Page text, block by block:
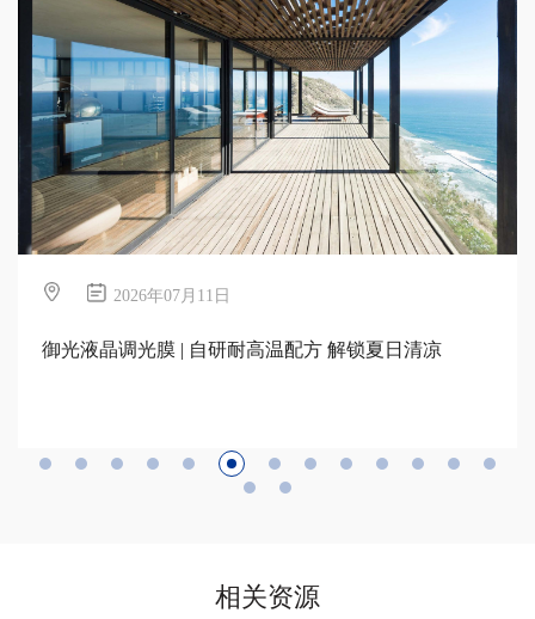
2026年07月10日
荣誉加冕！武汉东湖之眼斩获“中国城市地标媒体”重
相关资源